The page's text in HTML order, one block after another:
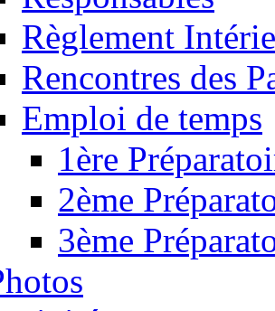
Règlement
Rencontres des
Emploi de temps
1ère
2ème
3ème